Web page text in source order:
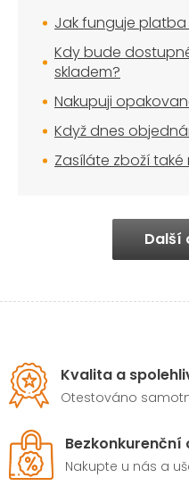
Jak funguje
Kdy bude
skladem?
Nakupuji
Když dnes
Zasíláte zboží také
Další
Kvalita a
Otestováno
Bezkonkurenční
Nakupte u nás a